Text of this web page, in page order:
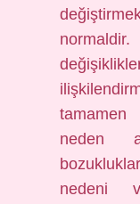
normaldir.
neden
nedeni